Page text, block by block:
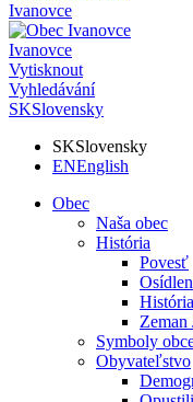
Ivanovce
Ivanovce
Vytisknout
Vyhledávání
SKSlovensky
SKSlovensky
ENEnglish
Obec
Naša obec
História
Povesť
Symboly
Obyvateľstvo